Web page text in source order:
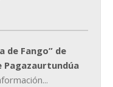
de Fango” de
Pagazaurtundúa